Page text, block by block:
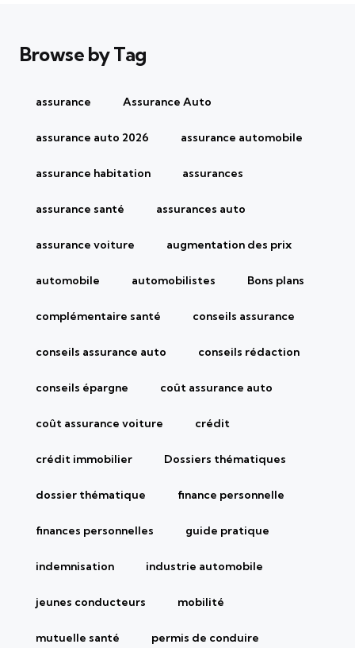
Browse by Tag
assurance Assurance Auto
assurance auto 2026 assurance automobile
assurance habitation assurances
assurance santé assurances auto
assurance voiture augmentation des prix
automobile automobilistes Bons plans
complémentaire santé conseils assurance
conseils assurance auto conseils rédaction
conseils épargne coût assurance auto
coût assurance voiture crédit
crédit immobilier Dossiers thématiques
dossier thématique finance personnelle
finances personnelles guide pratique
indemnisation industrie automobile
jeunes conducteurs mobilité
mutuelle santé permis de conduire